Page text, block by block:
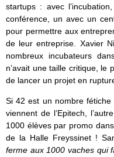
startups : avec
conférence, un avec un
pour permettre aux
de leur entreprise. Xavier
nombreux incubateurs
n’avait une taille critique, le
de lancer un projet en
Si 42 est un nombre fétiche
viennent de l’Epitech,
1000 élèves par promo
de la Halle Freyssinet !
ferme aux 1000 vaches qui